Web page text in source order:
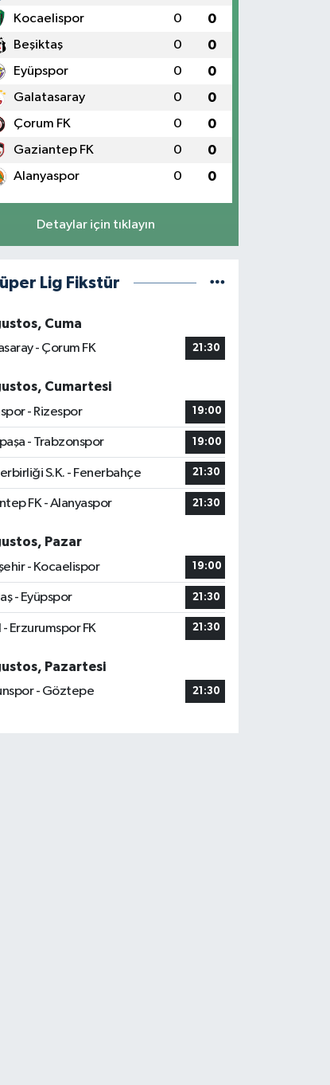
Kocaelispor 0 0
Beşiktaş 0 0
Eyüpspor 0 0
Galatasaray 0 0
Çorum FK 0 0
Gaziantep FK 0 0
Alanyaspor 0 0
Detaylar için tıklayın
Lig Fikstür
Cuma
- Çorum FK
21:30
Cumartesi
- Rizespor
19:00
- Trabzonspor 19:00
S.K. - Fenerbahçe 21:30
FK - Alanyaspor 21:30
Pazar
- Kocaelispor
19:00
- Eyüpspor 21:30
Erzurumspor FK 21:30
Pazartesi
- Göztepe
21:30